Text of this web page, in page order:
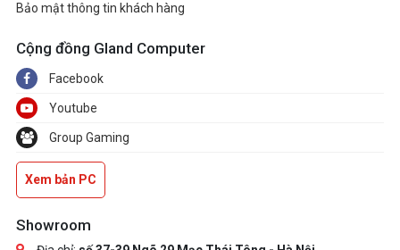
Bảo mật thông tin khách hàng
Cộng đồng Gland Computer
Facebook
Youtube
Group Gaming
Xem bản PC
Showroom